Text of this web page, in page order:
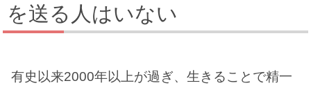
を送る人はいない
有史以来2000年以上が過ぎ、生きることで精一